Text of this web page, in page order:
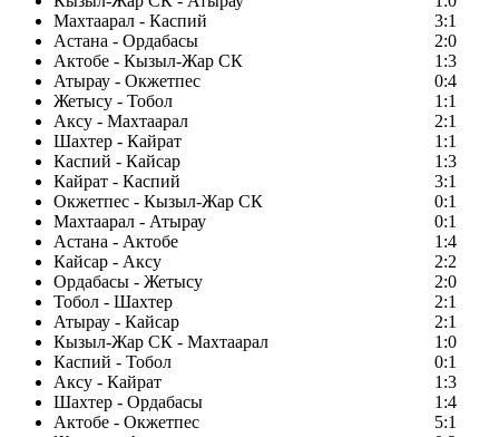
Махтаарал - Каспий
3:1
Астана - Ордабасы
2:0
Актобе - Кызыл-Жар СК
1:3
Атырау - Окжетпес
0:4
Жетысу - Тобол
1:1
Аксу - Махтаарал
2:1
Шахтер - Кайрат
1:1
Каспий - Кайсар
1:3
Кайрат - Каспий
3:1
Окжетпес - Кызыл-Жар СК
0:1
Махтаарал - Атырау
0:1
Астана - Актобе
1:4
Кайсар - Аксу
2:2
Ордабасы - Жетысу
2:0
Тобол - Шахтер
2:1
Атырау - Кайсар
2:1
Кызыл-Жар СК - Махтаарал
1:0
Каспий - Тобол
0:1
Аксу - Кайрат
1:3
Шахтер - Ордабасы
1:4
Актобе - Окжетпес
5:1